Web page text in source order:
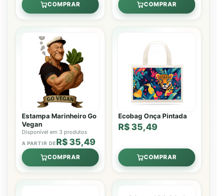
COMPRAR COMPRAR
Estampa Marinheiro Go
Vegan
Disponível em 3 produtos
A PARTIR DER$ 35,49
COMPRAR
Ecobag Onça Pintada
R$ 35,49
COMPRAR